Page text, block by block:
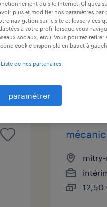
mitry-
mitry-
12,50
du site Internet. Cliquez
plus et modifier nos paramètres par
navigation sur le site et les services
à votre profil lorsque vous
sociaux, etc.). Vous pourrez
cookie disponible en bas et à
Liste de nos partenaires
paramétrer